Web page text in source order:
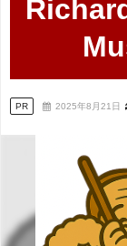
PR 2025年8月21日